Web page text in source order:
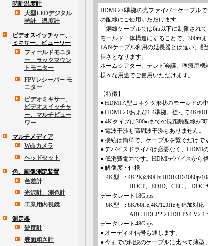
時計温度計
大型LEDデジタル
時計 温度計
ビデオスイッチャー、
ミキサー、ビューワー
フィールドモニタ
ー、ラックマウン
トモニター
FPVレシーバー モ
ニター
ビデオミキサー、
ビデオスイッチャ
ー、マルチビュー
ワー
マルチメディア
Webカメラ
ヘッドセット
色、画像測定装置
色差計
光沢計、測色計
工業用内視鏡
測定器
硬度計
表面粗さ計
HDMI 2.0準拠の光ファイバーケーブル
の配線にご使用いただけます。
銅線ケーブルでは6m以下に制限され
モールド一体構造にすることで、300m
LANケーブル利用の延長器とは違い、
長さとなります。
ホームシアター、テレビ会議、医療用機
様々な用途でご使用いただけます。
【特徴】
● HDMI A型コネクタ形状のモールドの
● HDMI 2.0および1.4準拠。従って
● 4Kタイプは300mまでの長距離配線が可
● 電波干渉も高周波干渉もありません。
● 接続は簡単で、ケーブルを繋ぐだけで
● デバイスドライバは必要なく、HDMI
● 低消費電力です。HDMIデバイスから
● 解像度・仕様
4K型 : 4K2K@60Hz HDR/3D/1080p/
HDCP、EDID、CEC 、 DDC サ
データレート18Gbps
8K型 : 8K/60Hz,4K/120Hzも追加対応
ARC HDCP2.2 HDR PS4 V2.1
データレート48Gbps
● オーディオ信号も通します。
● 今までの銅線のケーブルに比べて薄型